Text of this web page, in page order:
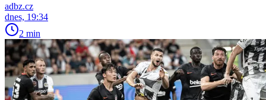
adbz.cz
dnes, 19:34
2 min